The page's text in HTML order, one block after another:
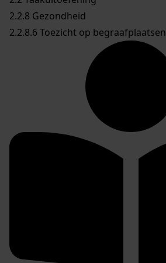
2.2.8 Gezondheid
2.2.8.6 Toezicht op begraafplaatsen